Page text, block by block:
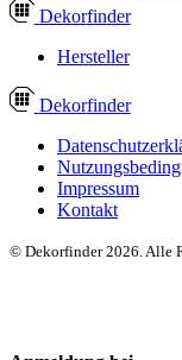
Dekorfinder
Hersteller
Dekorfinder
Impressum
Kontakt
© Dekorfinder 2026. Alle